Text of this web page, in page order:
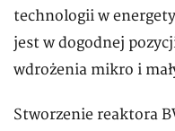
technologii w
jest w dogodnej
wdrożenia mikro i
Stworzenie reaktora